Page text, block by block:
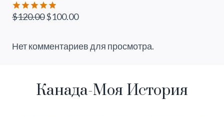
Оценка
$120.00 Первоначальная
составляла
$100.00Текущая
$100.00.
Нет комментариев для просмотра.
Канада-Моя История